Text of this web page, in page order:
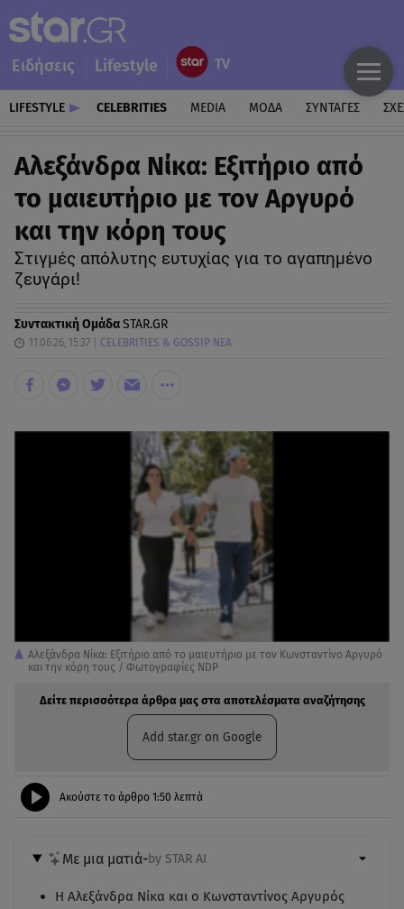
Ειδήσεις Lifestyle
LIFESTYLE CELEBRITIES MEDIA ΜΟΔΑ ΣΥΝΤΑΓΕΣ
Αλεξάνδρα Νίκα: Εξιτήριο από
το μαιευτήριο με τον Αργυρό
και την κόρη τους
Στιγμές απόλυτης ευτυχίας για το αγαπημένο
ζευγάρι!
Συντακτική ΟμάδαSTAR.GR
11.06.26, 15:37 CELEBRITIES & GOSSIP ΝΕΑ
Αλεξάνδρα Νίκα: Εξιτήριο από το μαιευτήριο με τον Κωνσταντίνο Αργυρό
και την κόρη τους / Φωτογραφίες NDP
Δείτε περισσότερα άρθρα μας στα αποτελέσματα αναζήτησης
Add star.gr on Google
Ακούστε το άρθρο 1:50 λεπτά
Με μια ματιά-by STAR AI
Η Αλεξάνδρα Νίκα και ο Κωνσταντίνος Αργυρός